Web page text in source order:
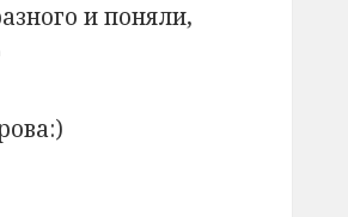
и поняли,